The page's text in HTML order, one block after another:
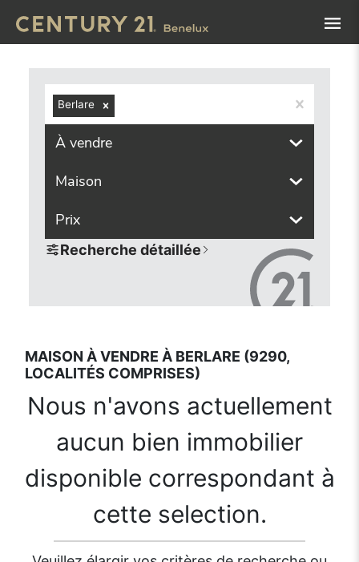
Berlare
À vendre
Maison
Prix
Recherche détaillée
MAISON À VENDRE À BERLARE (9290,
LOCALITÉS COMPRISES)
Nous n'avons actuellement
aucun bien immobilier
disponible correspondant à
cette selection.